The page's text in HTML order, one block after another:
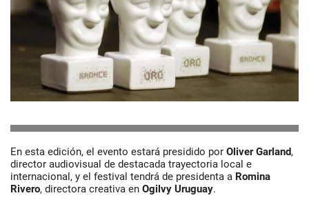
En esta edición, el evento estará presidido por Oliver Garland,
director audiovisual de destacada trayectoria local e
internacional, y el festival tendrá de presidenta a Romina
Rivero, directora creativa en Ogilvy Uruguay.